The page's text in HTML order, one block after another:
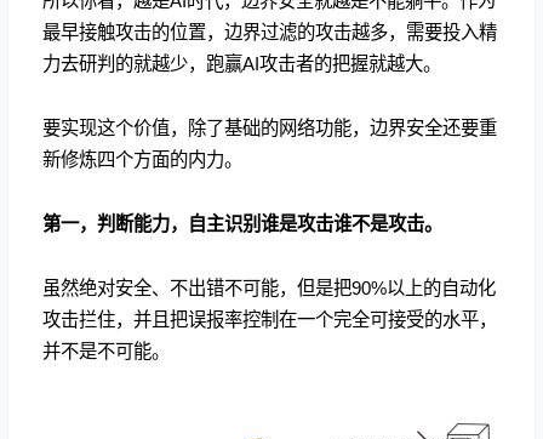
最早接触攻击的位置，边界过滤的攻击越多，需要投入精
力去研判的就越少，跑赢AI攻击者的把握就越大。
要实现这个价值，除了基础的网络功能，边界安全还要重
新修炼四个方面的内力。
第一， 判断能力，自主识别谁是攻击谁不是攻击。
虽然绝对安全、不出错不可能，但是把90%以上的自动化
攻击拦住，并且把误报率控制在一个完全可接受的水平，
并不是不可能。